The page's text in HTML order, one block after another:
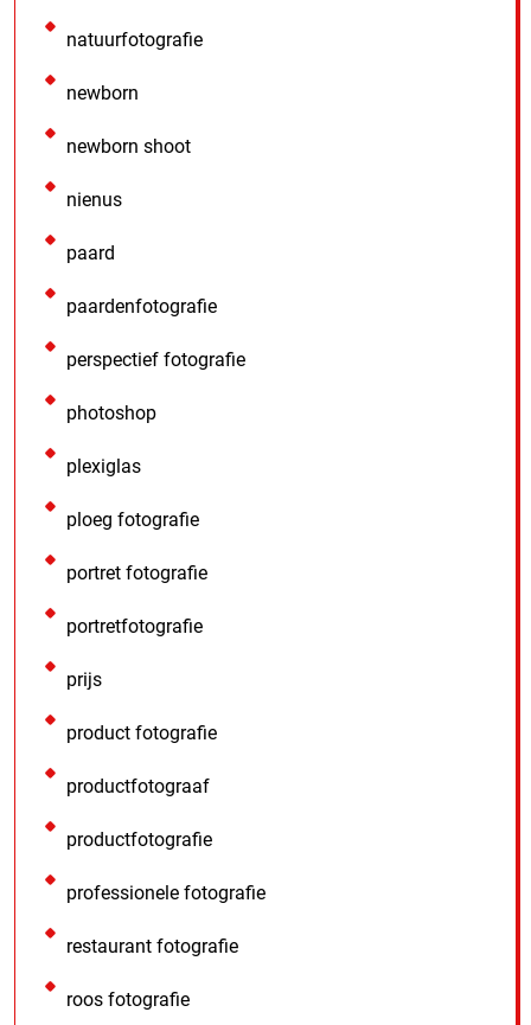
natuurfotografie
newborn
newborn shoot
nienus
paard
paardenfotografie
perspectief fotografie
photoshop
plexiglas
ploeg fotografie
portret fotografie
portretfotografie
prijs
product fotografie
productfotograaf
productfotografie
professionele fotografie
restaurant fotografie
roos fotografie